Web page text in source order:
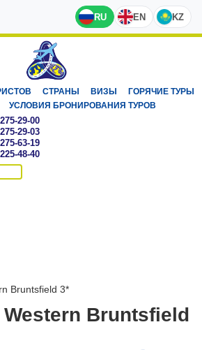
RU EN KZ
СТРАНЫ ВИЗЫ
ГОРЯЧИЕ ТУРЫ
УСЛОВИЯ БРОНИРОВАНИЯ ТУРОВ
275-29-00
275-29-03
275-63-19
225-48-40
Bruntsfield 3*
Bruntsfield